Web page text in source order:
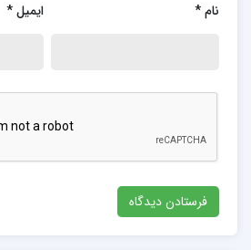
نام* ایمیل*